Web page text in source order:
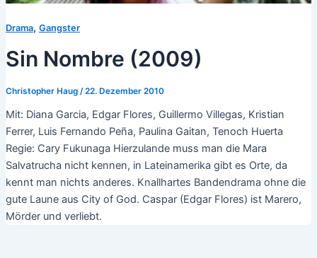
Drama, Gangster
Sin Nombre (2009)
Christopher Haug /22. Dezember 2010
Mit: Diana Garcia, Edgar Flores, Guillermo Villegas, Kristian
Ferrer, Luis Fernando Peña, Paulina Gaitan, Tenoch Huerta
Regie: Cary Fukunaga Hierzulande muss man die Mara
Salvatrucha nicht kennen, in Lateinamerika gibt es Orte, da
kennt man nichts anderes. Knallhartes Bandendrama ohne die
gute Laune aus City of God. Caspar (Edgar Flores) ist Marero,
Mörder und verliebt.